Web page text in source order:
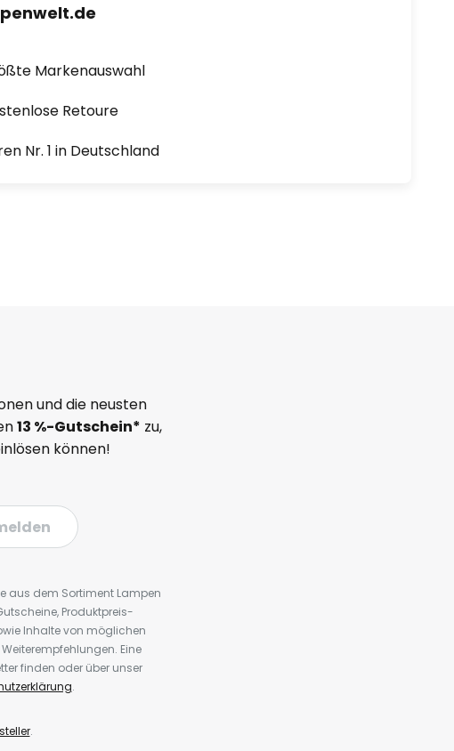
Markenauswahl
Retoure
Nr. 1 in Deutschland
und die neusten
13 %-Gutschein* zu,
können!
aus dem Sortiment Lampen
Produktpreis-
Inhalte von möglichen
Eine
finden oder über unser
.
.